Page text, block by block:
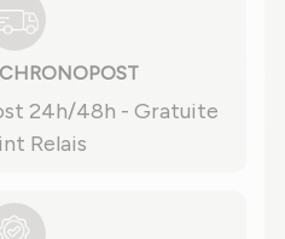
24h/48h - Gratuite
Relais